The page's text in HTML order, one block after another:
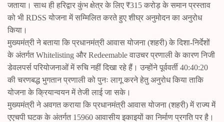
जताया। साथ ही हरिद्वार कुंभ क्षेत्र के लिए ₹315 करोड़ के समान प्रस्ताव
को भी RDSS योजना में सम्मिलित करते हुए शीघ्र अनुमोदन का अनुरोध
किया।
मुख्यमंत्री ने बताया कि प्रधानमंत्री आवास योजना (शहरी) के दिशा-निर्देशों
के अंतर्गत Whitelisting और Redeemable वाउचर प्रणाली के कारण निजी
डेवलपर्स परियोजनाओं में रुचि नहीं दिखा रहे हैं। उन्होंने पूर्ववर्ती 40:40:20
की चरणबद्ध भुगतान प्रणाली को पुनः लागू करने हेतु अनुरोध किया ताकि
योजना के क्रियान्वयन में तेजी लाई जा सके।
मुख्यमंत्री ने अवगत कराया कि प्रधानमंत्री आवास योजना (शहरी) में राज्य में
एएचपी घटक के अंतर्गत 15960 आवासीय इकाइयों का निर्माण प्रगति पर है।